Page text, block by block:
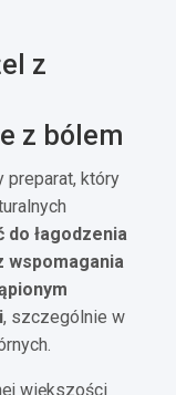
z
z bólem
preparat, który
łagodzenia
wspomagania
, szczególnie w
większości